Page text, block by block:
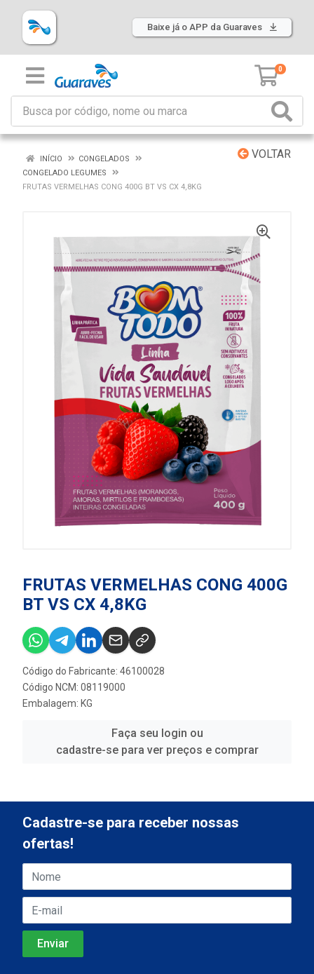
Baixe já o APP da Guaraves
0
VOLTAR
INÍCIO
CONGELADOS
CONGELADO LEGUMES
FRUTAS VERMELHAS CONG 400G BT VS CX 4,8KG
FRUTAS VERMELHAS CONG 400G
BT VS CX 4,8KG
Código do Fabricante: 46100028
Código NCM: 08119000
Embalagem: KG
Faça seu login ou
cadastre-se para ver preços e comprar
Cadastre-se para receber nossas
ofertas!